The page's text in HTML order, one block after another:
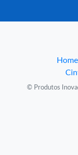
Home
© Produtos